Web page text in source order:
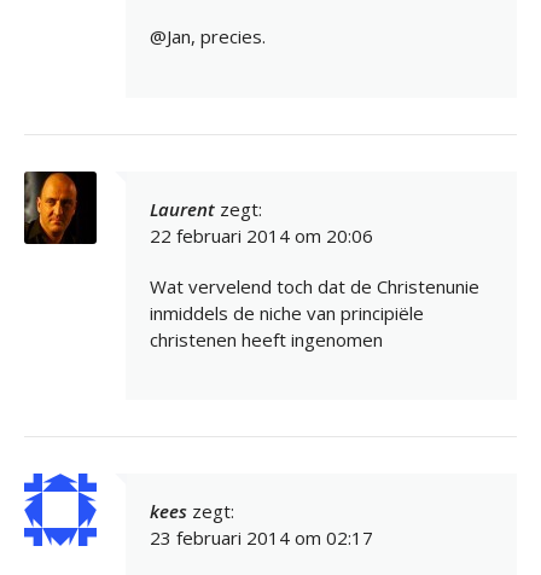
@Jan, precies.
Laurent zegt:
22 februari 2014 om 20:06
Wat vervelend toch dat de Christenunie
inmiddels de niche van principiële
christenen heeft ingenomen
kees zegt:
23 februari 2014 om 02:17